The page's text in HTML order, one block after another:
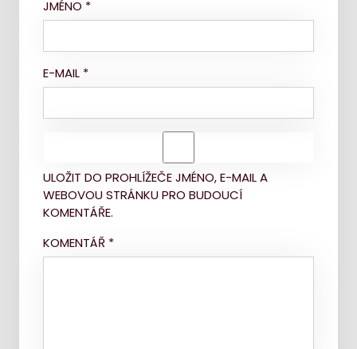
JMÉNO *
E-MAIL *
ULOŽIT DO PROHLÍŽEČE JMÉNO, E-MAIL A
WEBOVOU STRÁNKU PRO BUDOUCÍ
KOMENTÁŘE.
KOMENTÁŘ *